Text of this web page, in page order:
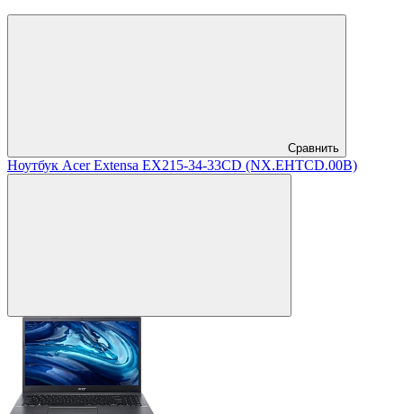
Сравнить
Ноутбук Acer Extensa EX215-34-33CD (NX.EHTCD.00B)